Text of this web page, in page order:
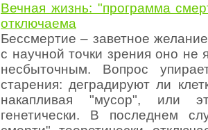
Вечная жизнь: "программа
отключаема
Бессмертие – заветное
с научной точки зрения оно не
несбыточным. Вопрос
старения: деградируют ли
накапливая "мусор", или
генетически. В последнем